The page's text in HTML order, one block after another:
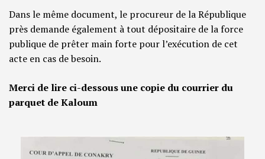
Dans le même document, le procureur de la République
près demande également à tout dépositaire de la force
publique de prêter main forte pour l’exécution de cet
acte en cas de besoin.
Merci de lire ci-dessous une copie du courrier du
parquet de Kaloum